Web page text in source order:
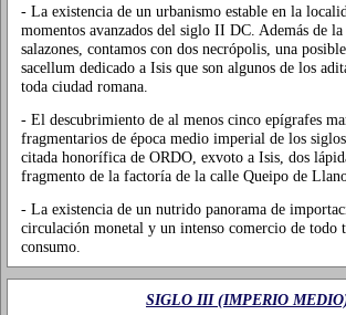
- La existencia de un urbanismo estable en la
momentos avanzados del siglo II DC. Además de
salazones, contamos con dos necrópolis, una
sacellum dedicado a Isis que son algunos de los
toda ciudad romana.
- El descubrimiento de al menos cinco epígrafes
fragmentarios de época medio imperial de los
citada honorífica de ORDO, exvoto a Isis, dos
fragmento de la factoría de la calle Queipo de
- La existencia de un nutrido panorama de
circulación monetal y un intenso comercio de todo
consumo.
SIGLO III (IMPERIO